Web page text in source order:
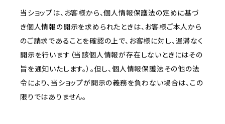
当ショップは、お客様から、個人情報保護法の定めに基づ
き個人情報の開示を求められたときは、お客様ご本人から
のご請求であることを確認の上で、お客様に対し、遅滞なく
開示を行います（当該個人情報が存在しないときにはその
旨を通知いたします。）。但し、個人情報保護法その他の法
令により、当ショップが開示の義務を負わない場合は、この
限りではありません。